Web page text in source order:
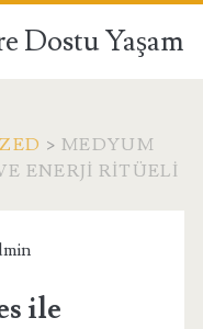
Dostu Yaşam
>MEDYUM
ENERJI RITÜELI
ile